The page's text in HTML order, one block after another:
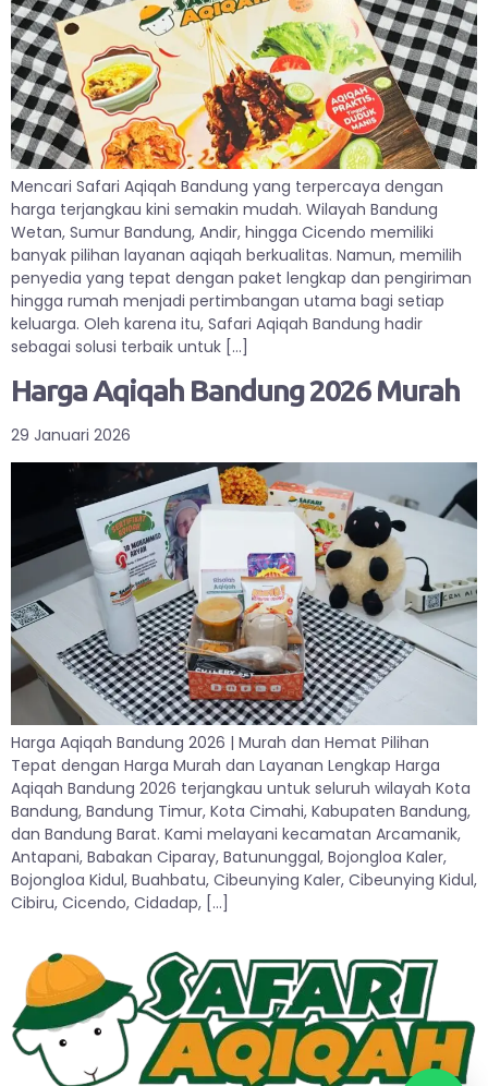
Mencari Safari Aqiqah Bandung yang terpercaya dengan
harga terjangkau kini semakin mudah. Wilayah Bandung
Wetan, Sumur Bandung, Andir, hingga Cicendo memiliki
banyak pilihan layanan aqiqah berkualitas. Namun, memilih
penyedia yang tepat dengan paket lengkap dan pengiriman
hingga rumah menjadi pertimbangan utama bagi setiap
keluarga. Oleh karena itu, Safari Aqiqah Bandung hadir
sebagai solusi terbaik untuk […]
Harga Aqiqah Bandung 2026 Murah
29 Januari 2026
Harga Aqiqah Bandung 2026 | Murah dan Hemat Pilihan
Tepat dengan Harga Murah dan Layanan Lengkap Harga
Aqiqah Bandung 2026 terjangkau untuk seluruh wilayah Kota
Bandung, Bandung Timur, Kota Cimahi, Kabupaten Bandung,
dan Bandung Barat. Kami melayani kecamatan Arcamanik,
Antapani, Babakan Ciparay, Batununggal, Bojongloa Kaler,
Bojongloa Kidul, Buahbatu, Cibeunying Kaler, Cibeunying Kidul,
Cibiru, Cicendo, Cidadap, […]